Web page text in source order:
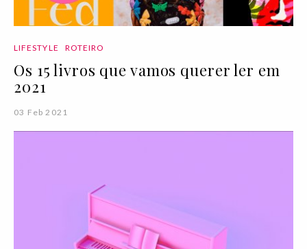
LIFESTYLE ROTEIRO
Os 15 livros que vamos querer ler em
2021
03 Feb 2021